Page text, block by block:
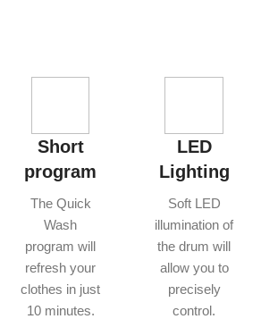
Short
program
The Quick
Wash
program will
refresh your
clothes in just
10 minutes.
LED
Lighting
Soft LED
illumination of
the drum will
allow you to
precisely
control.